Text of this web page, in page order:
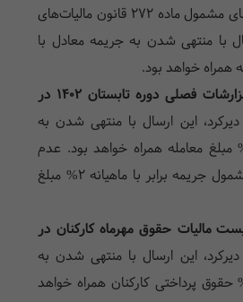
دیرکرد برای شرکتهای مشمول ماده ۲۷۲ قانون مالیات‌های
با منتهی شدن به جریمه معادل با
۱۵ آبان: ارسال گزارشات فصلی دوره تابستان 1402 در
این ارسال با منتهی شدن به
برابر با ۱% مبلغ معامله همراه خواهد بود. عدم
پرداخت جریمه مشمول جریمه برابر با ماهیانه ۲% مبلغ
مهرماه کارکنان در
این ارسال با منتهی شدن به
برابر با ۲% حقوق پرداختی کارکنان همراه خواهد